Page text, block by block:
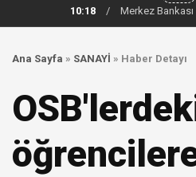
10:18
/ Merkez Bankası
Ana Sayfa » SANAYİ » Haber Detayı